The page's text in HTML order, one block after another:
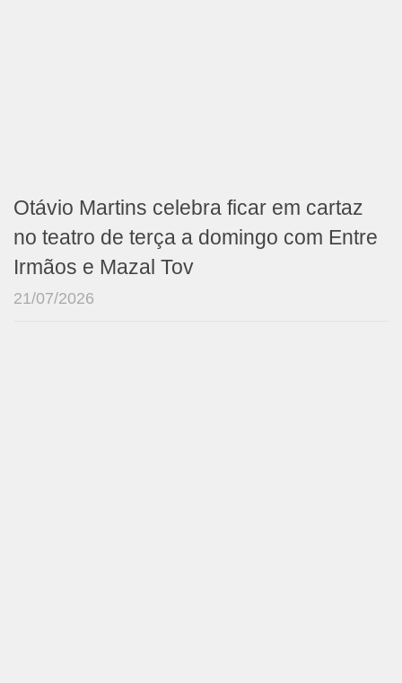
Otávio Martins celebra ficar em cartaz
no teatro de terça a domingo com Entre
Irmãos e Mazal Tov
21/07/2026